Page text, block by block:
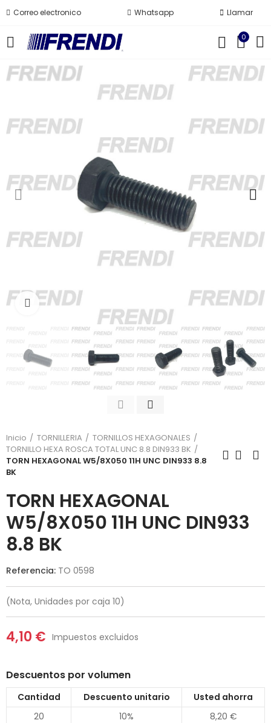
Correo electronico Whatsapp Llamar
0
Click para agrandar
Inicio TORNILLERIA
TORNILLOS HEXAGONALES
TORNILLO HEXA ROSCA TOTAL UNC 8.8 DIN933 BK
TORN HEXAGONAL W5/8X050 11H UNC DIN933 8.8
BK
TORN HEXAGONAL
W5/8X050 11H UNC DIN933
8.8 BK
Referencia: TO 0598
(Nota, Unidades por caja 10)
4,10 € Impuestos excluidos
Descuentos por volumen
Cantidad Descuento unitario
Usted ahorra
20
10%
8,20 €